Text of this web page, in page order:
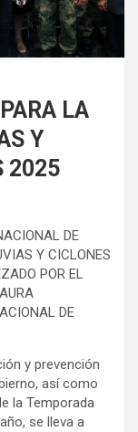
LA
Y
2025
DE
Y CICLONES
POR EL
DE
y prevención
así como
la Temporada
se lleva a